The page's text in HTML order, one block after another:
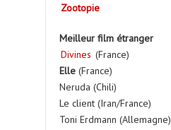
Zootopie
Meilleur film étranger
Divines (France)
Elle (France)
Neruda (Chili)
Le client (Iran/France)
Toni Erdmann (Allemagne)